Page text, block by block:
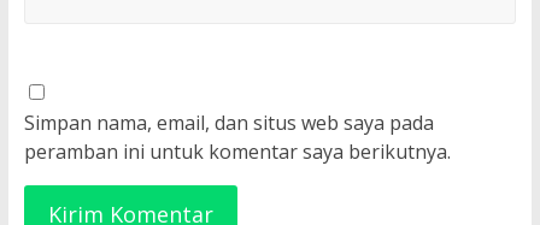
Simpan nama, email, dan situs web saya pada
peramban ini untuk komentar saya berikutnya.